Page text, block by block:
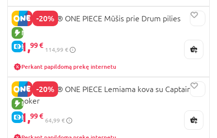
-20%
NAUJA PREKĖ
E-KAINA
75645 LEGO® ONE PIECE Mūšis prie Drum pilies
91,99 €
114,99 €
Perkant papildomą prekę internetu
-20%
NAUJA PREKĖ
E-KAINA
75642 LEGO® ONE PIECE Lemiama kova su Captain
Smoker
51,99 €
64,99 €